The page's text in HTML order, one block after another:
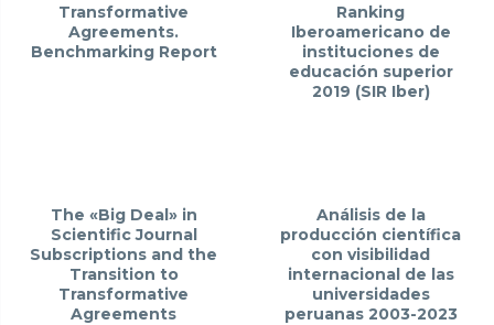
Transformative
Agreements.
Benchmarking Report
Ranking
Iberoamericano de
instituciones de
educación superior
2019 (SIR Iber)
The «Big Deal» in
Scientific Journal
Subscriptions and the
Transition to
Transformative
Agreements
Análisis de la
producción científica
con visibilidad
internacional de las
universidades
peruanas 2003-2023